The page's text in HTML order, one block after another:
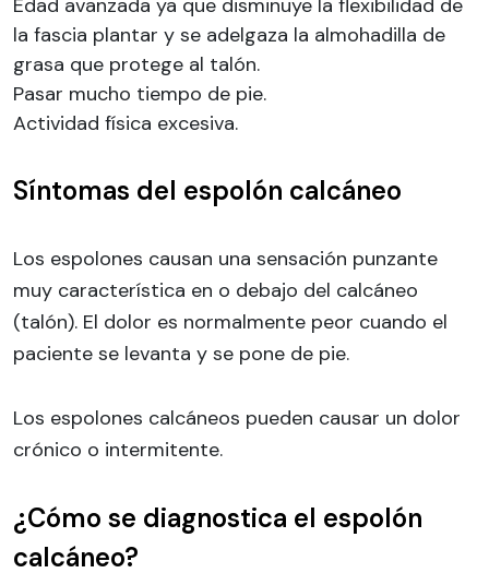
Edad avanzada ya que disminuye la flexibilidad de
la fascia plantar y se adelgaza la almohadilla de
grasa que protege al talón.
Pasar mucho tiempo de pie.
Actividad física excesiva.
Síntomas del espolón calcáneo
Los espolones causan una sensación punzante
muy característica en o debajo del calcáneo
(talón). El dolor es normalmente peor cuando el
paciente se levanta y se pone de pie.
Los espolones calcáneos pueden causar un dolor
crónico o intermitente.
¿Cómo se diagnostica el espolón
calcáneo?